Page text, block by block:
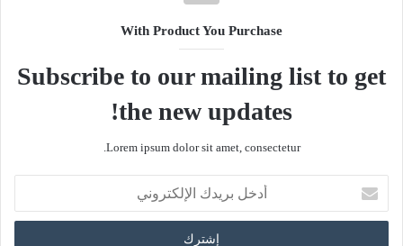
With Product You Purchase
Subscribe to our mailing list to get
the new updates!
Lorem ipsum dolor sit amet, consectetur.
بريدك
الإلكتروني